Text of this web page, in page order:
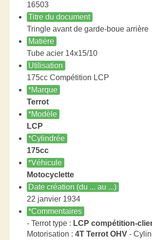
16503
Titre du document
Tringle avant de garde-boue arrière
Matière
Tube acier 14x15/10
Utilisation
175cc Compétition LCP
*Marque
Terrot
*Modèle
LCP
*Cylindrée
175cc
*Véhicule
Motocyclette
Date création (du ... au ...)
22 janvier 1934
*Commentaires
- Terrot type : LCP compétition-
Motorisation : 4T Terrot OHV -